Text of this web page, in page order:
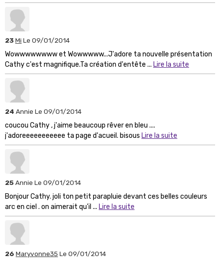
23Mi Le 09/01/2014
Wowwwwwwww et Wowwwww...J'adore ta nouvelle présentation
Cathy c'est magnifique.Ta création d'entête ... Lire la suite
24 Annie Le 09/01/2014
coucou Cathy , j'aime beaucoup rêver en bleu ....
j'adoreeeeeeeeeee ta page d'acueil. bisous Lire la suite
25Annie Le 09/01/2014
Bonjour Cathy. joli ton petit parapluie devant ces belles couleurs
arc en ciel . on aimerait qu'il ... Lire la suite
26 Maryvonne35 Le 09/01/2014